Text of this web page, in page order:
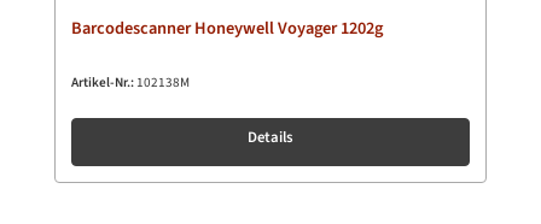
Barcodescanner Honeywell Voyager 1202g
Artikel-Nr.: 102138M
Details